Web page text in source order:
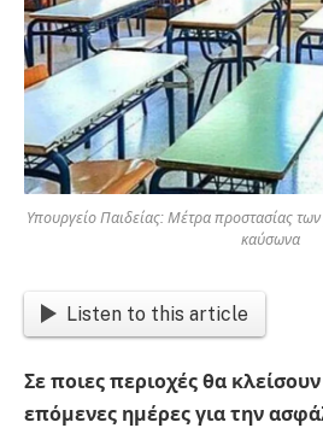
Υπουργείο Παιδείας: Μέτρα προστασίας
καύσωνα
Listen to this article
Σε ποιες περιοχές θα
επόμενες ημέρες για την